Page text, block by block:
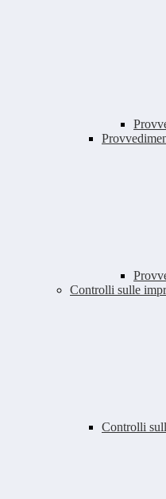
Controlli sulle
Controlli